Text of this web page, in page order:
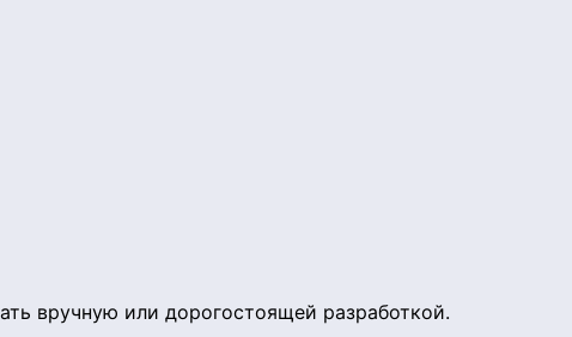
вручную или дорогостоящей разработкой.